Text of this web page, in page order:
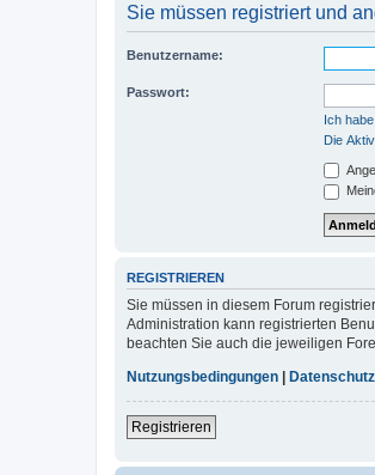
Sie müssen registriert und
Benutzername:
Passwort:
Ich
Die
REGISTRIEREN
Sie müssen in diesem Forum
Administration kann registrierten
beachten Sie auch die jeweiligen
Nutzungsbedingungen
Registrieren